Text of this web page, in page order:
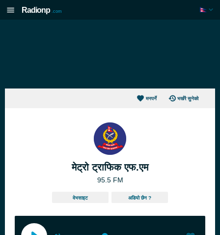
Radionp .com
मनपर्ने भर्खरै सुनेको
मेट्रो ट्राफिक एफ.एम
95.5 FM
वेभसाइट अडियो छैन ?